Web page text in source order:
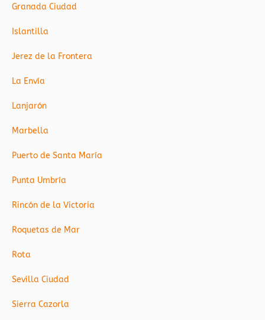
Granada Ciudad
Islantilla
Jerez de la Frontera
La Envía
Lanjarón
Marbella
Puerto de Santa María
Punta Umbría
Rincón de la Victoria
Roquetas de Mar
Rota
Sevilla Ciudad
Sierra Cazorla